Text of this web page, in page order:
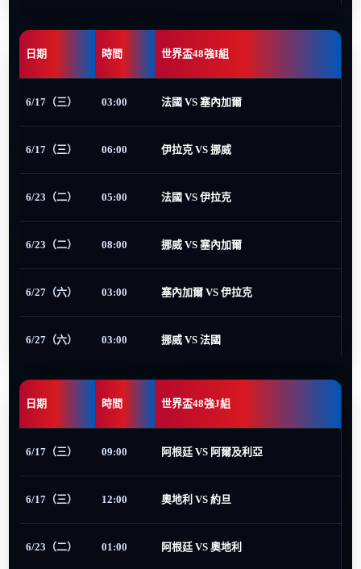
日期 時間 世界盃48強I組
6/17（三） 03:00 法國 VS 塞內加爾
6/17（三） 06:00 伊拉克 VS 挪威
6/23（二） 05:00 法國 VS 伊拉克
6/23（二） 08:00 挪威 VS 塞內加爾
6/27（六） 03:00 塞內加爾 VS 伊拉克
6/27（六） 03:00 挪威 VS 法國
日期 時間 世界盃48強J組
6/17（三） 09:00 阿根廷 VS 阿爾及利亞
6/17（三） 12:00 奧地利 VS 約旦
6/23（二） 01:00 阿根廷 VS 奧地利